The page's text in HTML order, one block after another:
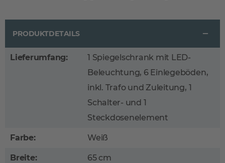
PRODUKTDETAILS
Lieferumfang:
1 Spiegelschrank mit LED-
Beleuchtung, 6 Einlegeböden,
inkl. Trafo und Zuleitung, 1
Schalter- und 1
Steckdosenelement
Farbe: Weiß
Breite: 65 cm